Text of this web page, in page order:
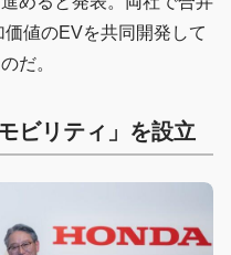
値のEVを共同開発して
だ。
ビリティ」を設立